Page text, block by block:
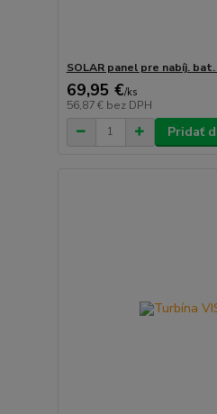
SOLAR panel pre nabíj. bat.
69,95 €/ks
56,87 € bez DPH
Pridať